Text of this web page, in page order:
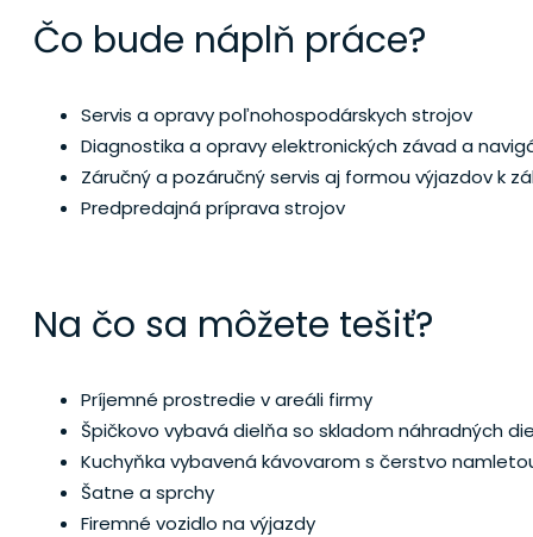
Čo bude náplň práce?
Servis a opravy poľnohospodárskych strojov
Diagnostika a opravy elektronických závad a
Záručný a pozáručný servis aj formou výjazdov k
Predpredajná príprava strojov
Na čo sa môžete tešiť?
Príjemné prostredie v areáli firmy
Špičkovo vybavá dielňa so skladom náhradných
Kuchyňka vybavená kávovarom s čerstvo
Šatne a sprchy
Firemné vozidlo na výjazdy